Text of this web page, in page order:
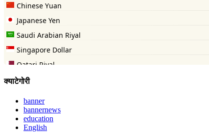
क्याटेगोरी
banner
bannernews
education
English